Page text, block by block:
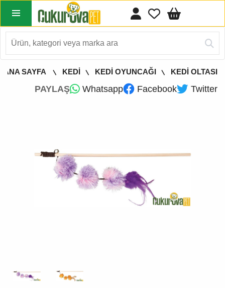
ANA SAYFA KEDİ KEDİ OYUNCAĞI KEDİ OLTASI
PAYLAŞ Whatsapp Facebook Twitter